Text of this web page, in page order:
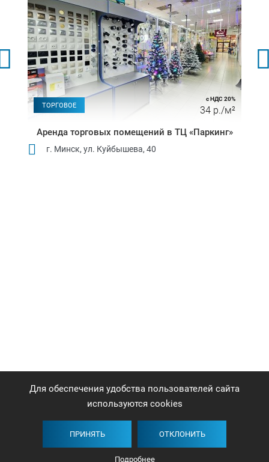
ТОРГОВОЕ
с НДС 20%
34 р./м²
Аренда торговых помещений в ТЦ «Паркинг»
г. Минск, ул. Куйбышева, 40
Для обеспечения удобства пользователей сайта
используются cookies
ПРИНЯТЬ ОТКЛОНИТЬ
Подробнее